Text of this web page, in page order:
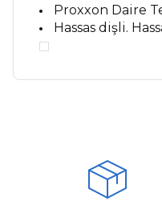
Proxxon Daire
Hassas dişli.
Ürün açıklamasında
Ürün bilgilerinde